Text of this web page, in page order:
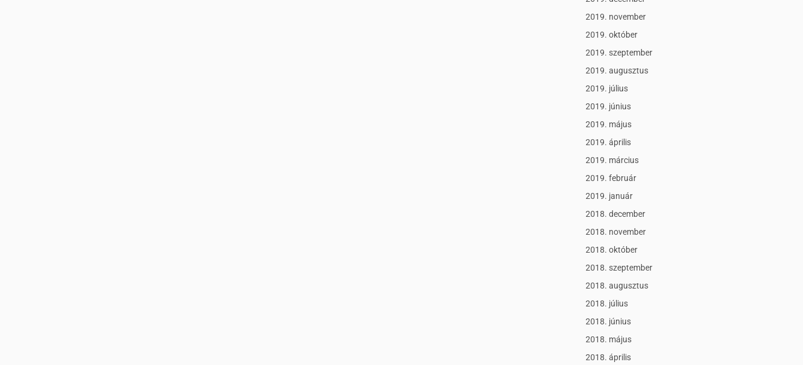
2019. november
2019. október
2019. szeptember
2019. augusztus
2019. július
2019. június
2019. május
2019. április
2019. március
2019. február
2019. január
2018. december
2018. november
2018. október
2018. szeptember
2018. augusztus
2018. július
2018. június
2018. május
2018. április